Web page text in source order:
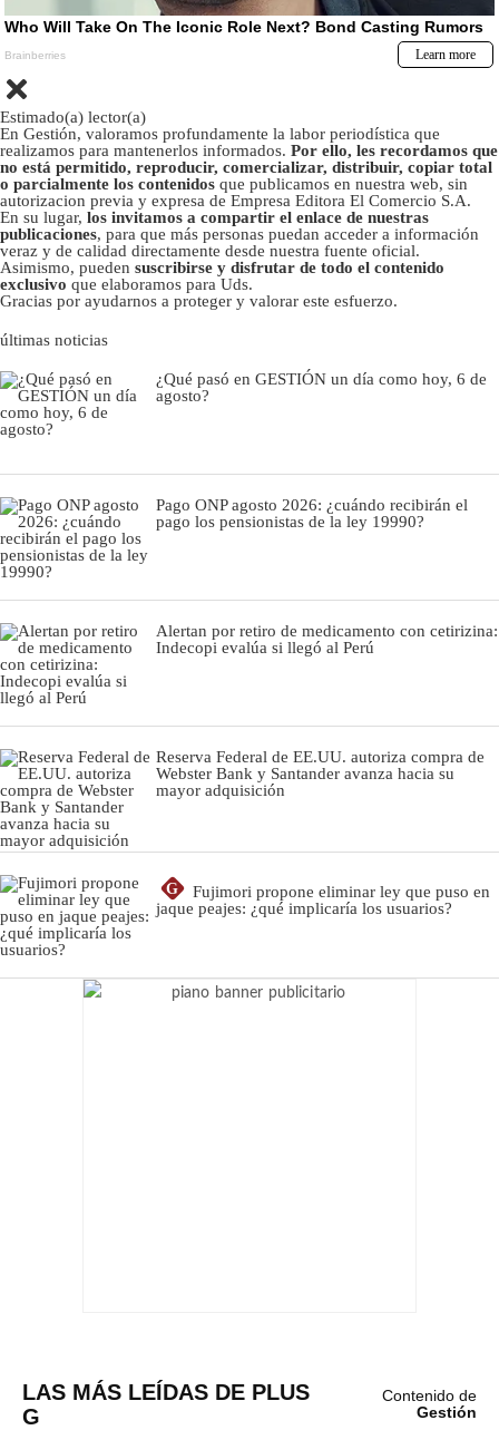
Estimado(a) lector(a)
En Gestión, valoramos profundamente la labor periodística que
realizamos para mantenerlos informados. Por ello, les recordamos que
no está permitido, reproducir, comercializar, distribuir, copiar total
o parcialmente los contenidos que publicamos en nuestra web, sin
autorizacion previa y expresa de Empresa Editora El Comercio S.A.
En su lugar, los invitamos a compartir el enlace de nuestras
publicaciones, para que más personas puedan acceder a información
veraz y de calidad directamente desde nuestra fuente oficial.
Asimismo, pueden suscribirse y disfrutar de todo el contenido
exclusivo que elaboramos para Uds.
Gracias por ayudarnos a proteger y valorar este esfuerzo.
últimas noticias
¿Qué pasó en GESTIÓN un día como hoy, 6 de
agosto?
Pago ONP agosto 2026: ¿cuándo recibirán el
pago los pensionistas de la ley 19990?
Alertan por retiro de medicamento con cetirizina:
Indecopi evalúa si llegó al Perú
Reserva Federal de EE.UU. autoriza compra de
Webster Bank y Santander avanza hacia su
mayor adquisición
G
Fujimori propone eliminar ley que puso en
jaque peajes: ¿qué implicaría los usuarios?
LAS MÁS LEÍDAS DE PLUS
G
Contenido de
Gestión